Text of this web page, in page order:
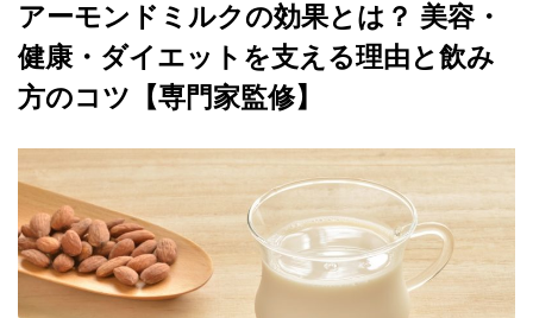
アーモンドミルクの効果とは？ 美容・
健康・ダイエットを支える理由と飲み
方のコツ【専門家監修】